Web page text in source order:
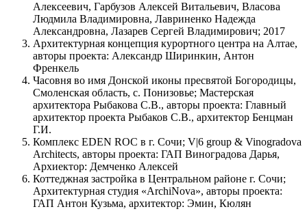
Алексеевич, Гарбузов Алексей Витальевич, Власова
Людмила Владимировна, Лавриненко Надежда
Александровна, Лазарев Сергей Владимирович; 2017
Архитектурная концепция курортного центра на Алтае,
авторы проекта: Александр Ширинкин, Антон
Френкель
Часовня во имя Донской иконы пресвятой Богородицы,
Смоленская область, с. Понизовье; Мастерская
архитектора Рыбакова С.В., авторы проекта: Главный
архитектор проекта Рыбаков С.В., архитектор Бенцман
Г.И.
Комплекс EDEN ROC в г. Сочи; V|6 group & Vinogradova
Architects, авторы проекта: ГАП Виноградова Дарья,
Архиектор: Демченко Алексей
Коттеджная застройка в Центральном районе г. Сочи;
Архитектурная студия «ArchiNova», авторы проекта:
ГАП Антон Кузьма, архитектор: Эмин, Кюлян